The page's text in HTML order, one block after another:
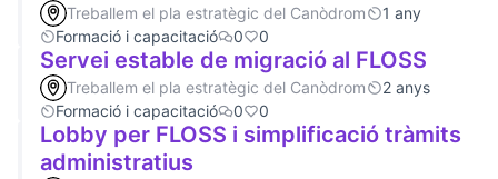
Treballem el pla estratègic del Canòdrom
1 any
Formació i capacitació
0 0
Servei estable de migració al FLOSS
Treballem el pla estratègic del Canòdrom
2 anys
Formació i capacitació
0 0
Lobby per FLOSS i simplificació tràmits
administratius